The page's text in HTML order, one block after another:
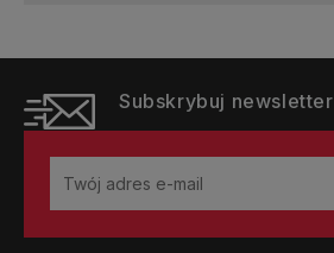
Subskrybuj newsletter